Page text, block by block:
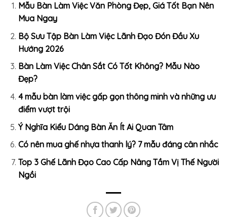
Mẫu Bàn Làm Việc Văn Phòng Đẹp, Giá Tốt Bạn Nên
Mua Ngay
Bộ Sưu Tập Bàn Làm Việc Lãnh Đạo Đón Đầu Xu
Hướng 2026
Bàn Làm Việc Chân Sắt Có Tốt Không? Mẫu Nào
Đẹp?
4 mẫu bàn làm việc gấp gọn thông minh và những ưu
điểm vượt trội
Ý Nghĩa Kiểu Dáng Bàn Ăn Ít Ai Quan Tâm
Có nên mua ghế nhựa thanh lý? 7 mẫu đáng cân nhắc
Top 3 Ghế Lãnh Đạo Cao Cấp Nâng Tầm Vị Thế Người
Ngồi